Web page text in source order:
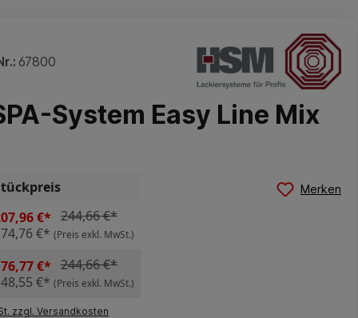
67800
System Easy Line Mix
€* 244,66 €*
€* (Preis exkl. MwSt.)
€* 244,66 €*
€* (Preis exkl. MwSt.)
Merken
zzgl. Versandkosten